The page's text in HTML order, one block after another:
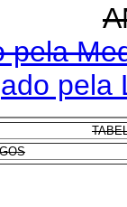
pela
pela